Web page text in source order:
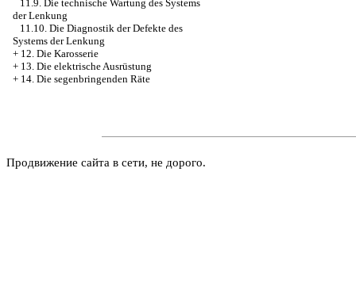
11.9. Die technische Wartung des Systems
der Lenkung
11.10. Die Diagnostik der Defekte des
Systems der Lenkung
+ 12. Die Karosserie
+ 13. Die elektrische Ausrüstung
+ 14. Die segenbringenden Räte
Продвижение сайта в сети, не дорого.